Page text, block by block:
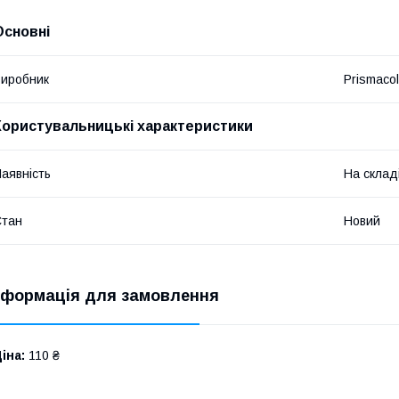
характеристики
На
Новий
для замовлення
110 ₴